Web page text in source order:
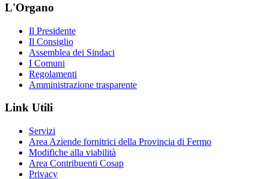
L'Organo
Il Presidente
Il Consiglio
Assemblea dei Sindaci
I Comuni
Regolamenti
Amministrazione trasparente
Link Utili
Servizi
Area Aziende fornitrici della Provincia di Fermo
Modifiche alla viabilità
Area Contribuenti Cosap
Privacy